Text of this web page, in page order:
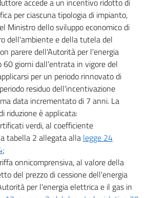
accede a un incentivo ridotto di
per ciascuna tipologia di impianto,
Ministro dello sviluppo economico di
dell'ambiente e della tutela del
parere dell'Autorità per l'energia
giorni dall'entrata in vigore del
per un periodo rinnovato di
residuo dell'incentivazione
data incrementato di 7 anni. La
riduzione è applicata:
verdi, al coefficiente
tabella 2 allegata alla legge 24
;
onnicomprensiva, al valore della
del prezzo di cessione dell'energia
per l'energia elettrica e il gas in